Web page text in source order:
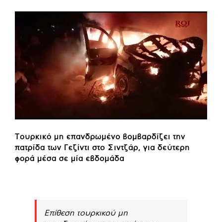
Τουρκικό μη επανδρωμένο βομβαρδίζει την
πατρίδα των Γεζίντι στο Σιντζάρ, για δεύτερη
φορά μέσα σε μία εβδομάδα
Επίθεση τουρκικού μη